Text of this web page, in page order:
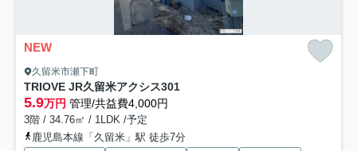
NEW
久留米市瀬下町
TRIOVE JR久留米アクシス301
5.9万円 管理/共益費4,000円
3階 / 34.76㎡ / 1LDK /予定
鹿児島本線「久留米」駅 徒歩7分